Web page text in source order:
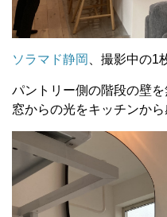
ソラマド静岡 、撮影中の1
パントリー側の階段の壁
窓からの光をキッチンか